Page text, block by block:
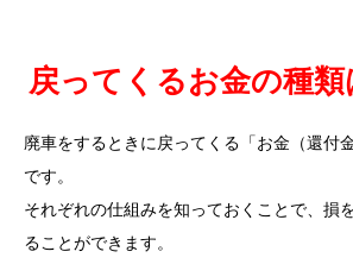
戻ってくるお金の種
廃車をするときに戻ってくる「お金（還付
です。
それぞれの仕組みを知っておくことで、損
ることができます。